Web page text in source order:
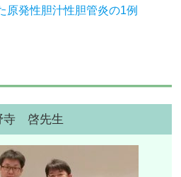
原発性胆汁性胆管炎の1例
寺 啓先生